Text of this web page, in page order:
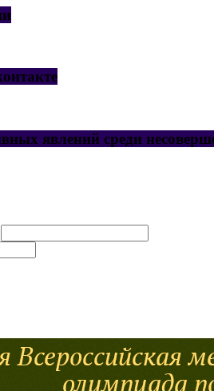
явлений среди